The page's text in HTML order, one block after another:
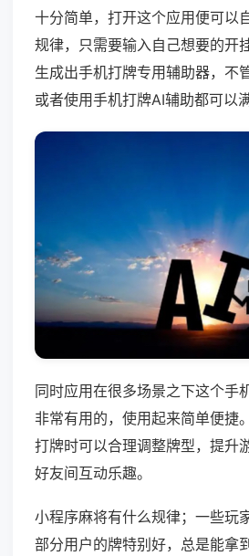
十分简单，打开这个应用便可以
规律，只需要输入自己想要的开
生成出手机打牌专用辅助器，不
或者使用手机打牌AI辅助都可以
同时应用在很多场景之下这个手
非常有用的，使用起来简单便捷
打牌时可以合理调整牌型，提升
好友间互动乐趣。
小程序麻将有什么规律；一些玩
部分用户的牌特别好，总是能拿